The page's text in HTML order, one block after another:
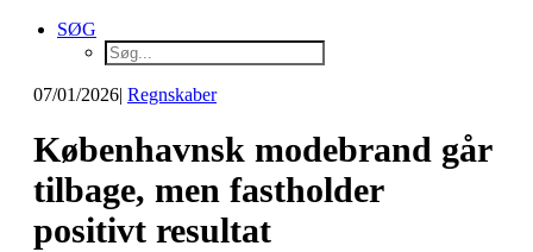
SØG
07/01/2026| Regnskaber
Københavnsk modebrand går
tilbage, men fastholder
positivt resultat